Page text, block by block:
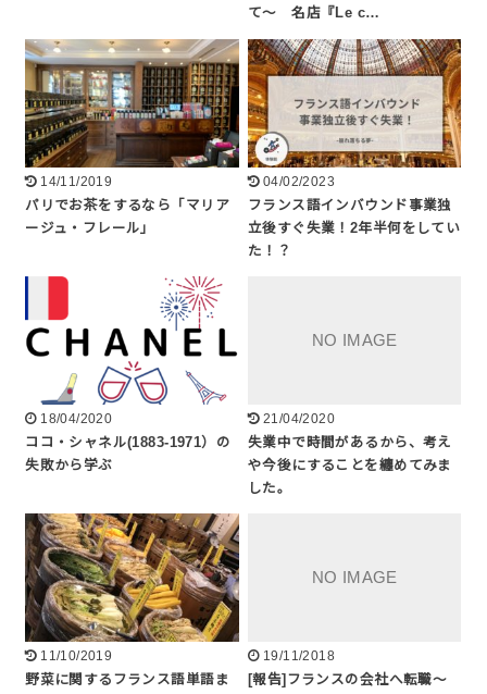
て〜 名店『Le c…
14/11/2019
パリでお茶をするなら「マリア
ージュ・フレール」
04/02/2023
フランス語インバウンド事業独
立後すぐ失業！2年半何をしてい
た！？
18/04/2020
ココ・シャネル(1883-1971）の
失敗から学ぶ
21/04/2020
失業中で時間があるから、考え
や今後にすることを纏めてみま
した。
11/10/2019
野菜に関するフランス語単語ま
19/11/2018
[報告]フランスの会社へ転職〜